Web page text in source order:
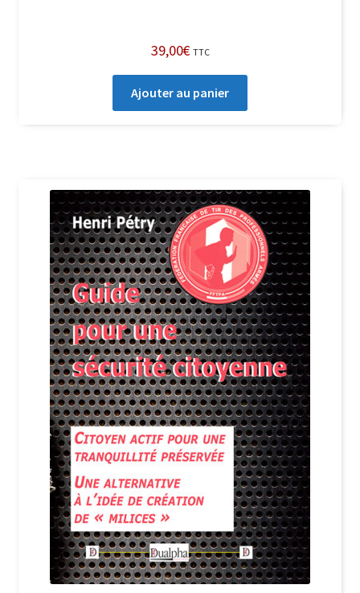
39,00€ TTC
Ajouter au panier